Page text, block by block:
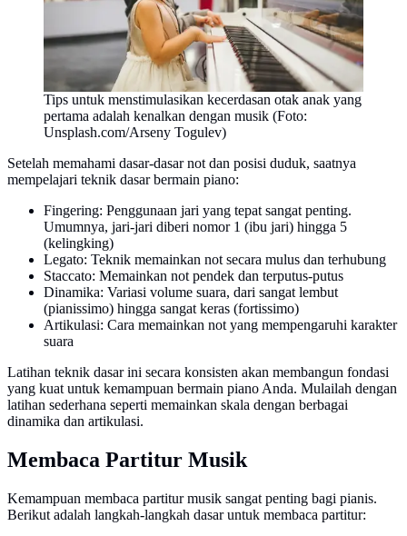
Tips untuk menstimulasikan kecerdasan otak anak yang
pertama adalah kenalkan dengan musik (Foto:
Unsplash.com/Arseny Togulev)
Setelah memahami dasar-dasar not dan posisi duduk, saatnya
mempelajari teknik dasar bermain piano:
Fingering: Penggunaan jari yang tepat sangat penting.
Umumnya, jari-jari diberi nomor 1 (ibu jari) hingga 5
(kelingking)
Legato: Teknik memainkan not secara mulus dan terhubung
Staccato: Memainkan not pendek dan terputus-putus
Dinamika: Variasi volume suara, dari sangat lembut
(pianissimo) hingga sangat keras (fortissimo)
Artikulasi: Cara memainkan not yang mempengaruhi karakter
suara
Latihan teknik dasar ini secara konsisten akan membangun fondasi
yang kuat untuk kemampuan bermain piano Anda. Mulailah dengan
latihan sederhana seperti memainkan skala dengan berbagai
dinamika dan artikulasi.
Membaca Partitur Musik
Kemampuan membaca partitur musik sangat penting bagi pianis.
Berikut adalah langkah-langkah dasar untuk membaca partitur: